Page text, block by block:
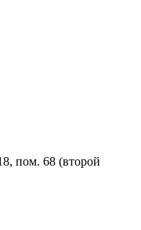
пом. 68 (второй